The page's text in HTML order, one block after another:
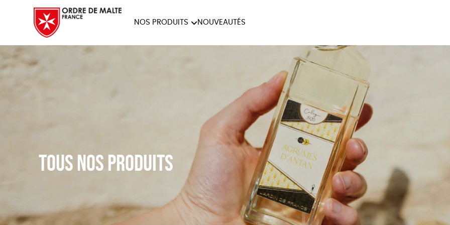
NOS PRODUITS
NOTRE COLLECTION MAISON
LIVRES
NOUVEAUTÉS
Tous nos produits